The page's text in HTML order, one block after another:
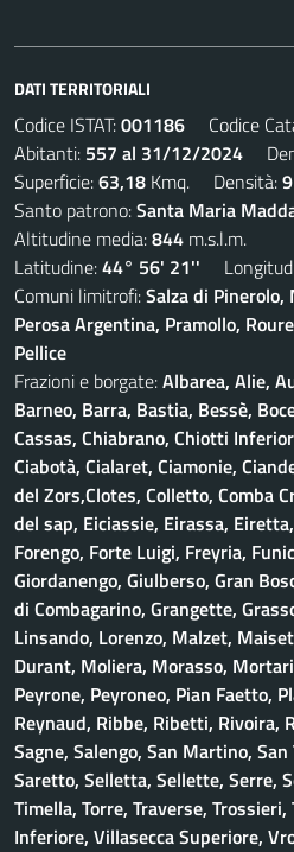
DATI TERRITORIALI
Codice ISTAT:001186 Codice
Abitanti: 557 al 31/12/2024
Superficie:63,18 Kmq. Densità:9
Santo patrono:Santa Maria
Altitudine media:844 m.s.l.m.
Latitudine:44° 56' 21''
Comuni limitrofi:Salza di
Perosa Argentina, Pramollo,
Pellice
Frazioni e borgate:Albarea, Alie,
Barneo, Barra, Bastia, Bessè,
Cassas, Chiabrano, Chiotti
Ciabotà, Cialaret, Ciamonie,
del Zors,Clotes, Colletto, Comba
del sap, Eiciassie, Eirassa,
Forengo, Forte Luigi, Freyria,
Giordanengo, Giulberso, Gran
di Combagarino, Grangette,
Linsando, Lorenzo, Malzet,
Durant, Moliera, Morasso,
Peyrone, Peyroneo, Pian Faetto,
Reynaud, Ribbe, Ribetti, Rivoira,
Sagne, Salengo, San Martino,
Saretto, Selletta, Sellette, Serre,
Timella, Torre, Traverse,
Inferiore, Villasecca Superiore,